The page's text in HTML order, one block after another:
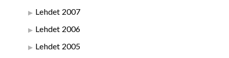
Lehdet 2007
Lehdet 2006
Lehdet 2005